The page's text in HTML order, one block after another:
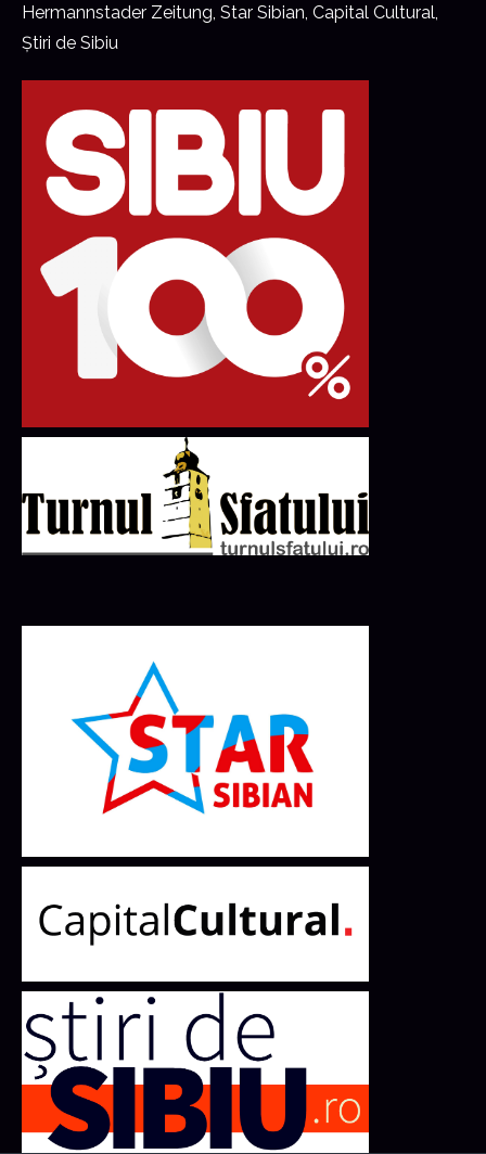
Hermannstader Zeitung, Star Sibian, Capital Cultural,
Știri de Sibiu